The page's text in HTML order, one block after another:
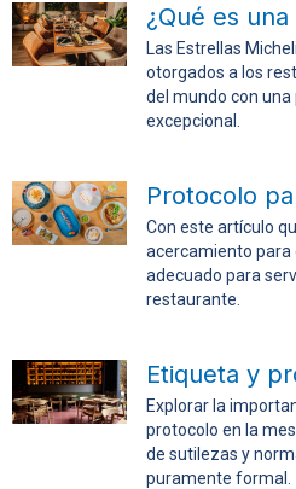
Las Estrellas
otorgados a los
del mundo con
excepcional.
Con este artículo
acercamiento para
adecuado para
restaurante.
Explorar la
protocolo en la
de sutilezas y
puramente formal.